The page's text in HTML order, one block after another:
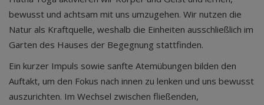
bewusst und achtsam mit uns umzugehen. Wir nutzen die
Natur als Kraftquelle, weshalb die Einheiten ausschließlich im
Garten des Hauses der Begegnung stattfinden.
Ein kurzer Impuls sowie sanfte Atemübungen bilden den
Auftakt, um den Fokus nach innen zu lenken und uns bewusst
auszurichten. Im Wechsel zwischen fließenden,